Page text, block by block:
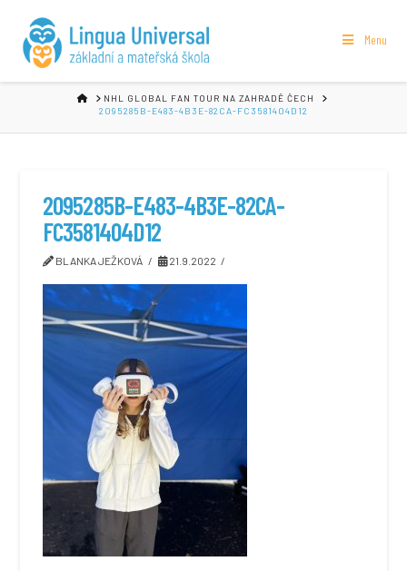
Menu
HOMENHL GLOBAL FAN TOUR NA ZAHRADĚ ČECH
2095285B-E483-4B3E-82CA-FC3581404D12
2095285B-E483-4B3E-82CA-
FC3581404D12
BLANKA JEŽKOVÁ 21.9.2022